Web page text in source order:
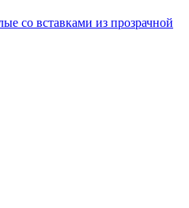
сo вставками из прозрачной